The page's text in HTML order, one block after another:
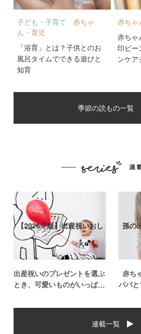
子ども・子育て
赤ちゃ
ん・育児
「浴育」とは？子供とのお
風呂タイムでできる遊びと
知育
赤ちゃ
赤ちゃ
印ビー
ンケ
季節の読もの一覧
【2026年版】出産祝いおし
ゃれなプ…
出産祝いのプレゼントを選ぶ
とき、可愛いものがいっぱい
の気持ちを込めて贈るものだ
いし、たくさん使ってもらえ
孫の
赤ち
パパ
た場
んなも
連載一覧